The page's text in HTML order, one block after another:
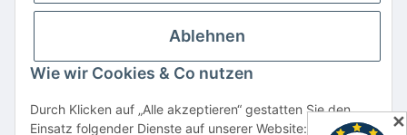
Schnelle Lieferung
Hohe Lagerverfügbarkeit
Vertrag widerrufen
Ablehnen
Wie wir Cookies & Co nutzen
Durch Klicken auf „Alle akzeptieren“ gestatten Sie den
Einsatz folgender Dienste auf unserer Website: YouTube,
✕